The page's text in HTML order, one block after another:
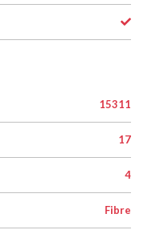
15311
17
4
Fibre